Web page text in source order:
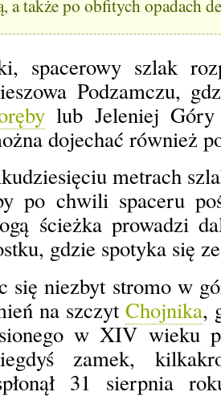
a także po obfitych opadach
spacerowy szlak
Podzamczu,
lub Jeleniej Góry
dojechać również
metrach
po chwili spaceru
ścieżka prowadzi
gdzie spotyka się
się niezbyt stromo w
na szczytChojnika,
w XIV wieku
zamek,
31 sierpnia